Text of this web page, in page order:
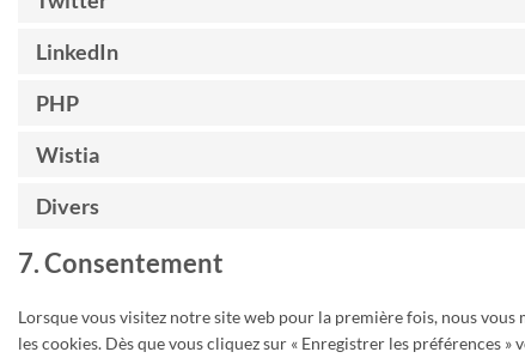
LinkedIn
PHP
Wistia
Divers
7. Consentement
Lorsque vous visitez notre site web pour la première fois, nous
les cookies. Dès que vous cliquez sur « Enregistrer les préférences